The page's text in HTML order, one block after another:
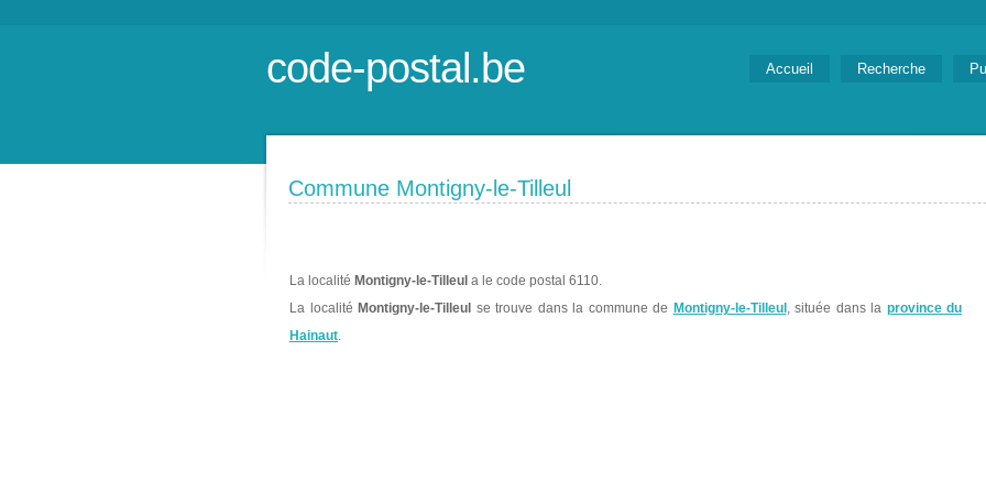
code-postal.be Accueil Recherche
Commune Montigny-le-Tilleul
La localité Montigny-le-Tilleul a le code postal 6110.
La localité Montigny-le-Tilleul se trouve dans la commune de Montigny-le-Tilleul , située dans la province du
Hainaut.